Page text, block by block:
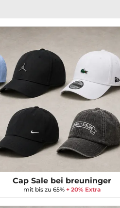
Cap Sale bei breuninger
mit bis zu 65% + 20% Extra